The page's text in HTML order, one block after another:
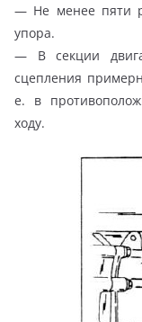
— Не менее пяти
упора.
— В секции
сцепления
е. в
ходу.